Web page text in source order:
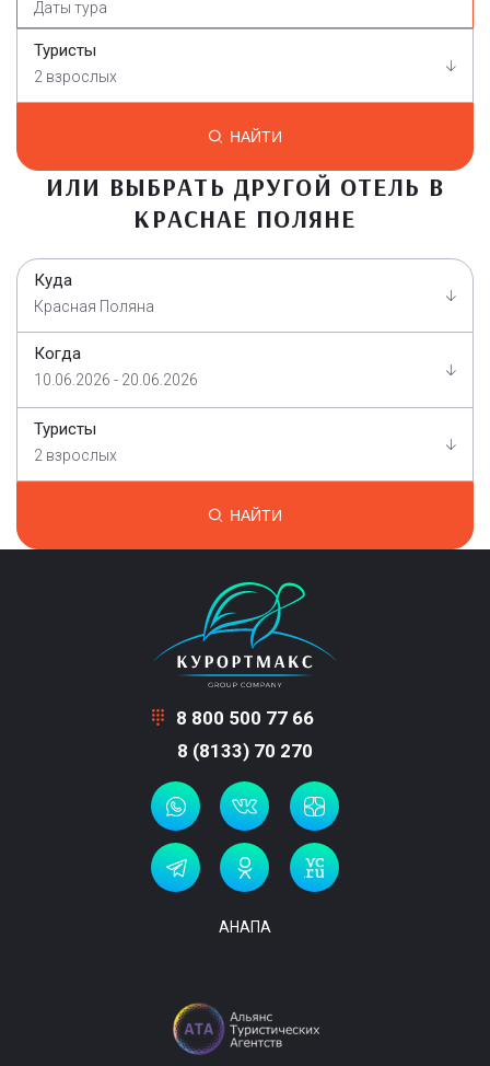
Туристы
2 взрослых
НАЙТИ
ИЛИ ВЫБРАТЬ ДРУГОЙ ОТЕЛЬ В
КРАСНАЕ ПОЛЯНЕ
Куда
Красная Поляна
Когда
10.06.2026 - 20.06.2026
Туристы
2 взрослых
НАЙТИ
8 800 500 77 66
8 (8133) 70 270
АНАПА